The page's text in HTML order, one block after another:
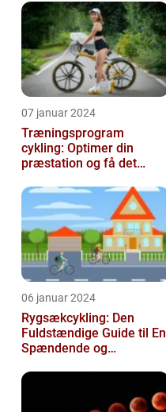
professionelle atl...
07 januar 2024
Træningsprogram
cykling: Optimer din
præstation og få det
træningssessioner
06 januar 2024
Rygsækcykling: Den
Fuldstændige Guide til En
Spændende og